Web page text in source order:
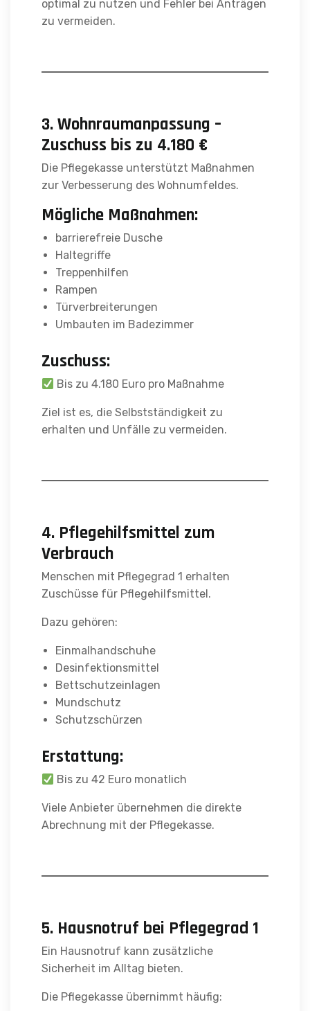
optimal zu nutzen und Fehler bei Anträgen
zu vermeiden.
3. Wohnraumanpassung –
Zuschuss bis zu 4.180 €
Die Pflegekasse unterstützt Maßnahmen
zur Verbesserung des Wohnumfeldes.
Mögliche Maßnahmen:
barrierefreie Dusche
Haltegriffe
Treppenhilfen
Rampen
Türverbreiterungen
Umbauten im Badezimmer
Zuschuss:
Bis zu 4.180 Euro pro Maßnahme
Ziel ist es, die Selbstständigkeit zu
erhalten und Unfälle zu vermeiden.
4. Pflegehilfsmittel zum
Verbrauch
Menschen mit Pflegegrad 1 erhalten
Zuschüsse für Pflegehilfsmittel.
Dazu gehören:
Einmalhandschuhe
Desinfektionsmittel
Bettschutzeinlagen
Mundschutz
Schutzschürzen
Erstattung:
Bis zu 42 Euro monatlich
Viele Anbieter übernehmen die direkte
Abrechnung mit der Pflegekasse.
5. Hausnotruf bei Pflegegrad 1
Ein Hausnotruf kann zusätzliche
Sicherheit im Alltag bieten.
Die Pflegekasse übernimmt häufig: